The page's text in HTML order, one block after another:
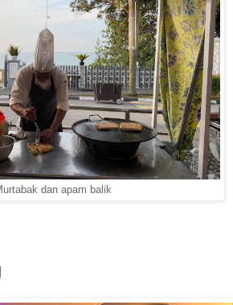
dan apam balik